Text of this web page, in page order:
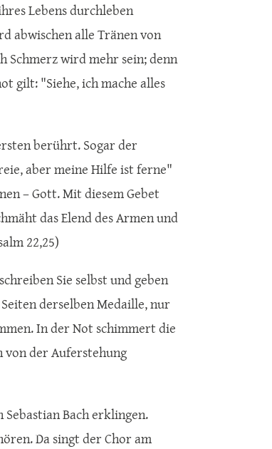
Lebens durchleben
abwischen alle Tränen von
Schmerz wird mehr sein; denn
gilt: "Siehe, ich mache alles
berührt. Sogar der
aber meine Hilfe ist ferne"
– Gott. Mit diesem Gebet
das Elend des Armen und
22,25)
Sie selbst und geben
derselben Medaille, nur
In der Not schimmert die
von der Auferstehung
Bach erklingen.
Da singt der Chor am